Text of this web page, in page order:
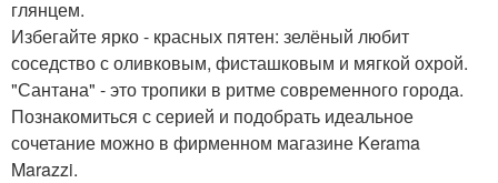
глянцем.
Избегайте ярко - красных пятен: зелёный любит
соседство с оливковым, фисташковым и мягкой охрой.
"Сантана" - это тропики в ритме современного города.
Познакомиться с серией и подобрать идеальное
сочетание можно в фирменном магазине Kerama
Marazzi.